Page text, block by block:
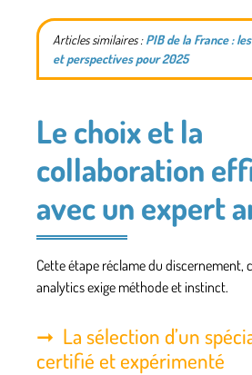
Articles similaires :PIB de la France :
et perspectives pour 2025
Le choix et la
collaboration
avec un expert
Cette étape réclame du discernement,
analytics exige méthode et instinct.
La sélection d’un
certifié et expérimenté